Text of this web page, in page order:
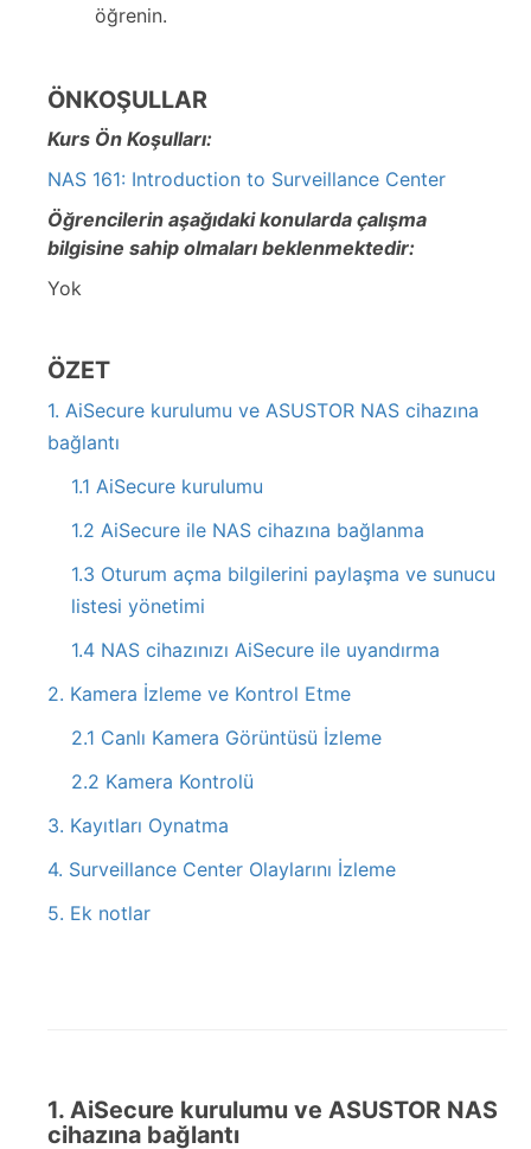
öğrenin.
ÖNKOŞULLAR
Kurs Ön Koşulları:
NAS 161: Introduction to Surveillance Center
Öğrencilerin aşağıdaki konularda çalışma
bilgisine sahip olmaları beklenmektedir:
Yok
ÖZET
1. AiSecure kurulumu ve ASUSTOR NAS cihazına
bağlantı
1.1 AiSecure kurulumu
1.2 AiSecure ile NAS cihazına bağlanma
1.3 Oturum açma bilgilerini paylaşma ve sunucu
listesi yönetimi
1.4 NAS cihazınızı AiSecure ile uyandırma
2. Kamera İzleme ve Kontrol Etme
2.1 Canlı Kamera Görüntüsü İzleme
2.2 Kamera Kontrolü
3. Kayıtları Oynatma
4. Surveillance Center Olaylarını İzleme
5. Ek notlar
1. AiSecure kurulumu ve ASUSTOR NAS
cihazına bağlantı